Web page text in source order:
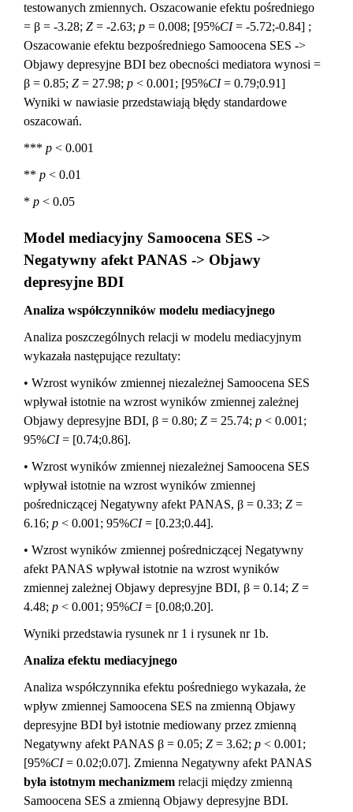
testowanych zmiennych. Oszacowanie efektu pośredniego
= β = -3.28; Z = -2.63; p = 0.008; [95%CI= -5.72;-0.84] ;
Oszacowanie efektu bezpośredniego Samoocena SES ->
Objawy depresyjne BDI bez obecności mediatora wynosi =
β = 0.85; Z = 27.98; p < 0.001; [95%CI= 0.79;0.91]
Wyniki w nawiasie przedstawiają błędy standardowe
oszacowań.
*** p < 0.001
** p < 0.01
* p < 0.05
Model mediacyjny Samoocena SES ->
Negatywny afekt PANAS -> Objawy
depresyjne BDI
Analiza współczynników modelu mediacyjnego
Analiza poszczególnych relacji w modelu mediacyjnym
wykazała następujące rezultaty:
• Wzrost wyników zmiennej niezależnej Samoocena SES
wpływał istotnie na wzrost wyników zmiennej zależnej
Objawy depresyjne BDI, β = 0.80; Z = 25.74; p < 0.001;
95%CI= [0.74;0.86].
• Wzrost wyników zmiennej niezależnej Samoocena SES
wpływał istotnie na wzrost wyników zmiennej
pośredniczącej Negatywny afekt PANAS, β = 0.33; Z =
6.16; p < 0.001; 95%CI= [0.23;0.44].
• Wzrost wyników zmiennej pośredniczącej Negatywny
afekt PANAS wpływał istotnie na wzrost wyników
zmiennej zależnej Objawy depresyjne BDI, β = 0.14; Z =
4.48; p < 0.001; 95%CI= [0.08;0.20].
Wyniki przedstawia rysunek nr 1 i rysunek nr 1b.
Analiza efektu mediacyjnego
Analiza współczynnika efektu pośredniego wykazała, że
wpływ zmiennej Samoocena SES na zmienną Objawy
depresyjne BDI był istotnie mediowany przez zmienną
Negatywny afekt PANAS β = 0.05; Z = 3.62; p < 0.001;
[95%CI= 0.02;0.07]. Zmienna Negatywny afekt PANAS
była istotnym mechanizmem relacji między zmienną
Samoocena SES a zmienną Objawy depresyjne BDI.